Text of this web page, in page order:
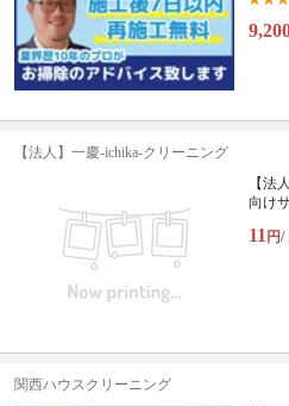
【法人】一慶-ichika-クリーニング
【法
向け
11 円/
関西ハウスクリーニング